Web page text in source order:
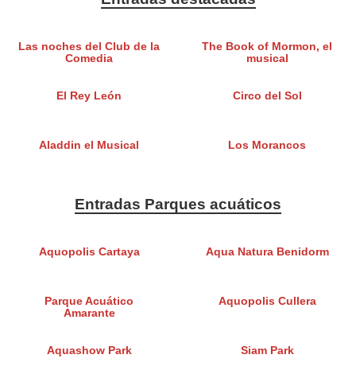
Las noches del Club de la
Comedia
The Book of Mormon, el
musical
El Rey León Circo del Sol
Aladdin el Musical Los Morancos
Entradas Parques acuáticos
Aquopolis Cartaya Aqua Natura Benidorm
Parque Acuático
Amarante
Aquopolis Cullera
Aquashow Park Siam Park